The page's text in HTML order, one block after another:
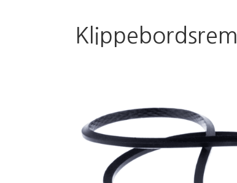
Klippebordsrem